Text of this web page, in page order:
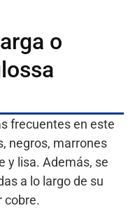
o
frecuentes en este
negros, marrones
y lisa. Además, se
a lo largo de su
cobre.